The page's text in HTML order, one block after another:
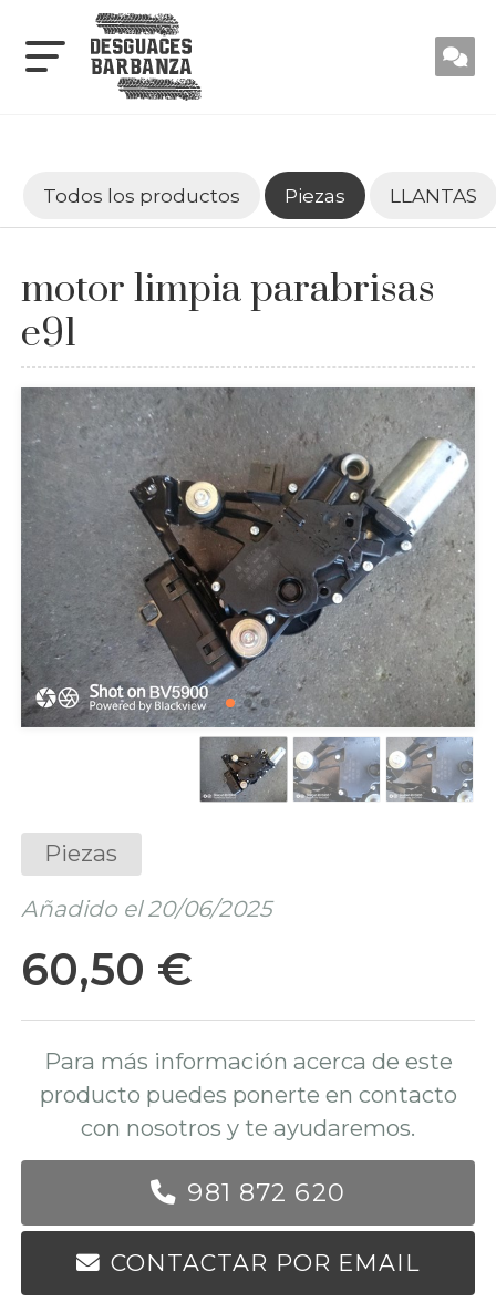
Todos los productos Piezas LLANTAS
motor limpia parabrisas
e91
Piezas
Añadido el 20/06/2025
60,50 €
Para más información acerca de este
producto puedes ponerte en contacto
con nosotros y te ayudaremos.
981 872 620
CONTACTAR POR EMAIL